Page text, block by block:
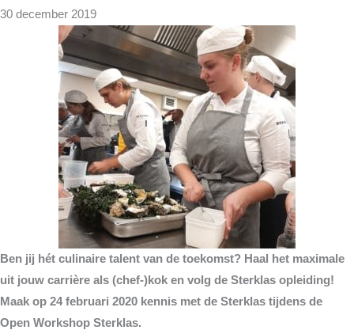
30 december 2019
Ben jij hét culinaire talent van de toekomst? Haal het maximale
uit jouw carrière als (chef-)kok en volg de Sterklas opleiding!
Maak op 24 februari 2020 kennis met de Sterklas tijdens de
Open Workshop Sterklas.